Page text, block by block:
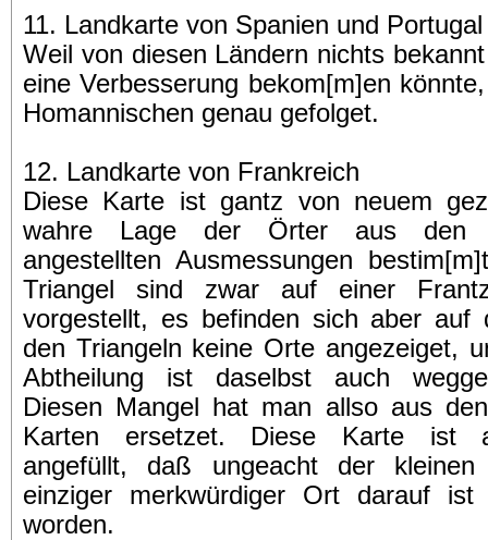
11. Landkarte von Spanien und Portugal
Weil von diesen Ländern nichts
eine Verbesserung bekom[m]en
Homannischen genau gefolget.
12. Landkarte von Frankreich
Diese Karte ist gantz von neuem
wahre Lage der Örter aus den
angestellten Ausmessungen
Triangel sind zwar auf einer
vorgestellt, es befinden sich aber auf
den Triangeln keine Orte angezeiget,
Abtheilung ist daselbst auch
Diesen Mangel hat man allso aus
Karten ersetzet. Diese Karte ist
angefüllt, daß ungeacht der
einziger merkwürdiger Ort darauf ist
worden.